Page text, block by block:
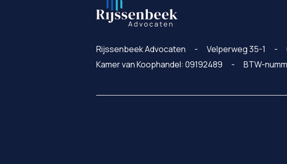
Rijssenbeek Advocaten Velperweg 35-1
Kamer van Koophandel: 09192489
BTW-